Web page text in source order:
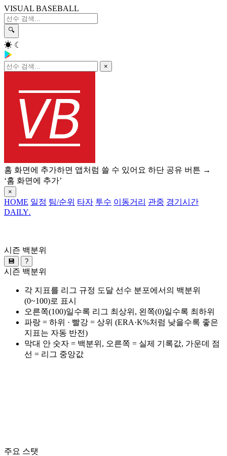
VISUAL BASEBALL
🔍
☀ ☾
×
홈 화면에 추가하면 앱처럼 쓸 수 있어요 하단 공유 버튼 →
‘홈 화면에 추가’
×
HOME 일정 팀/순위 타자 투수 이동거리 관중 경기시간
DAILY.
시즌 백분위
💾 ?
시즌 백분위
각 지표를 리그 규정 도달 선수 분포에서의 백분위
(0~100)로 표시
오른쪽(100)일수록 리그 최상위, 왼쪽(0)일수록 최하위
파랑 = 하위 · 빨강 = 상위 (ERA·K%처럼 낮을수록 좋은
지표는 자동 반전)
막대 안 숫자 = 백분위, 오른쪽 = 실제 기록값, 가운데 점
선 = 리그 중앙값
주요 스탯